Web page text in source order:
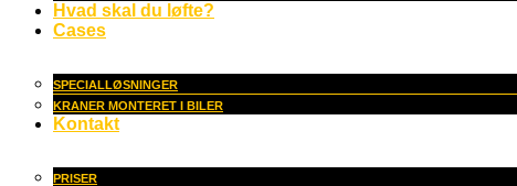
Hvad skal du løfte?
Cases
SPECIALLØSNINGER
KRANER MONTERET I BILER
Kontakt
PRISER